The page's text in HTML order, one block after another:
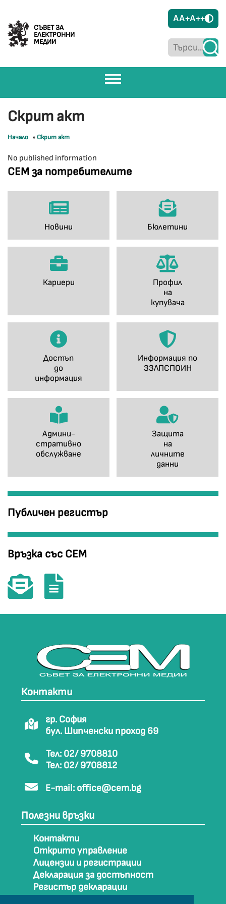
СЪВЕТ ЗА
ЕЛЕКТРОННИ
МЕДИИ
AA+A++
СЕМ за потребителите
Новини Бюлетини
Кариери
Профил
на
купувача
Достъп
до
информация
Информация по
ЗЗЛПСПОИН
Админи-
стративно
обслужване
Защита
на
личните
данни
Публичен регистър
Връзка със СЕМ
Скрит акт
Начало » Скрит акт
No published information
Контакти
гр. София
бул. Шипченски проход 69
Тел: 02/ 9708810
Тел: 02/ 9708812
E-mail: office@cem.bg
Полезни връзки
Контакти
Открито управление
Лицензии и регистрации
Декларация за достъпност
Регистър декларации